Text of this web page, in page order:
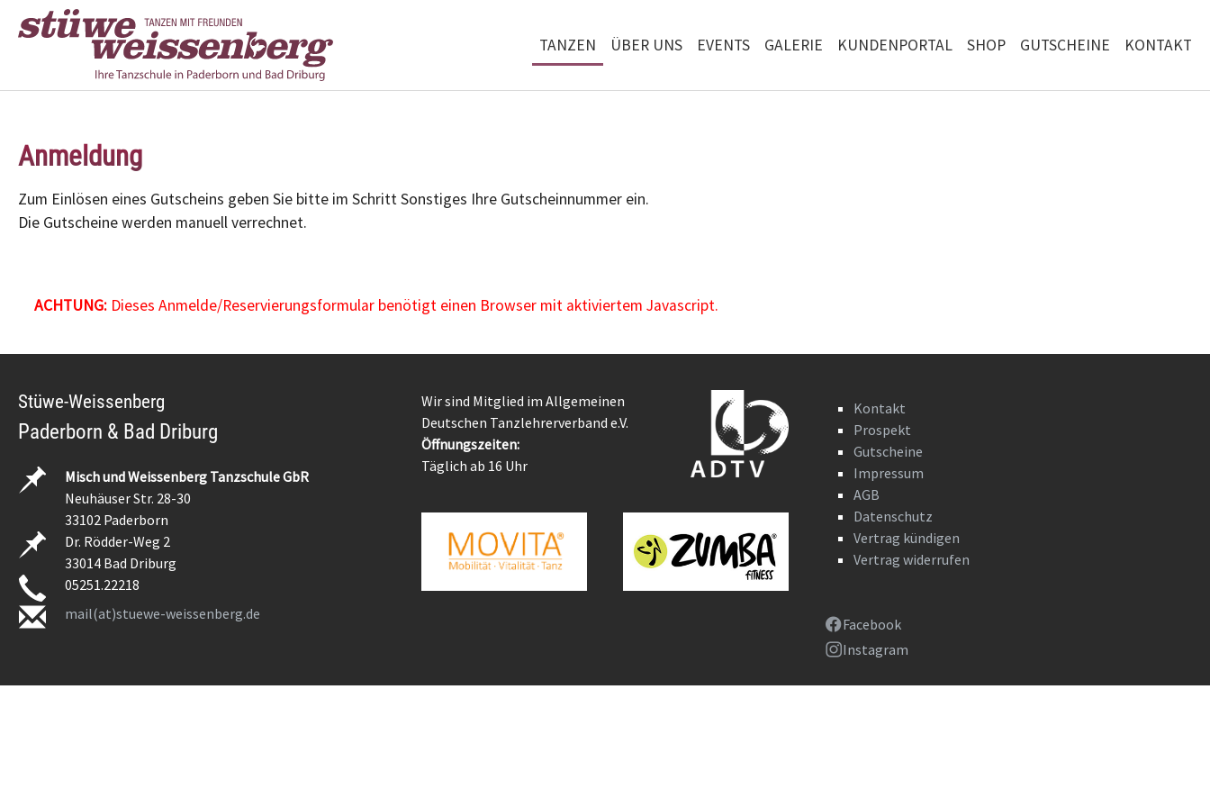
TANZEN ÜBER UNS EVENTS GALERIE KUNDENPORTAL SHOP GUTSCHEINE KONTAKT
Anmeldung
Zum Einlösen eines Gutscheins geben Sie bitte im Schritt Sonstiges Ihre Gutscheinnummer ein.
Die Gutscheine werden manuell verrechnet.
ACHTUNG:Dieses Anmelde/Reservierungsformular benötigt einen Browser mit aktiviertem Javascript.
Stüwe-Weissenberg
Paderborn & Bad Driburg
Misch und Weissenberg Tanzschule GbR
Neuhäuser Str. 28-30
33102 Paderborn
Dr. Rödder-Weg 2
33014 Bad Driburg
05251.22218
mail(at)stuewe-weissenberg.de
Wir sind Mitglied im Allgemeinen
Deutschen Tanzlehrerverband e.V.
Öffnungszeiten:
Täglich ab 16 Uhr
Kontakt
Prospekt
Gutscheine
Impressum
AGB
Datenschutz
Vertrag kündigen
Vertrag widerrufen
Facebook
Instagram